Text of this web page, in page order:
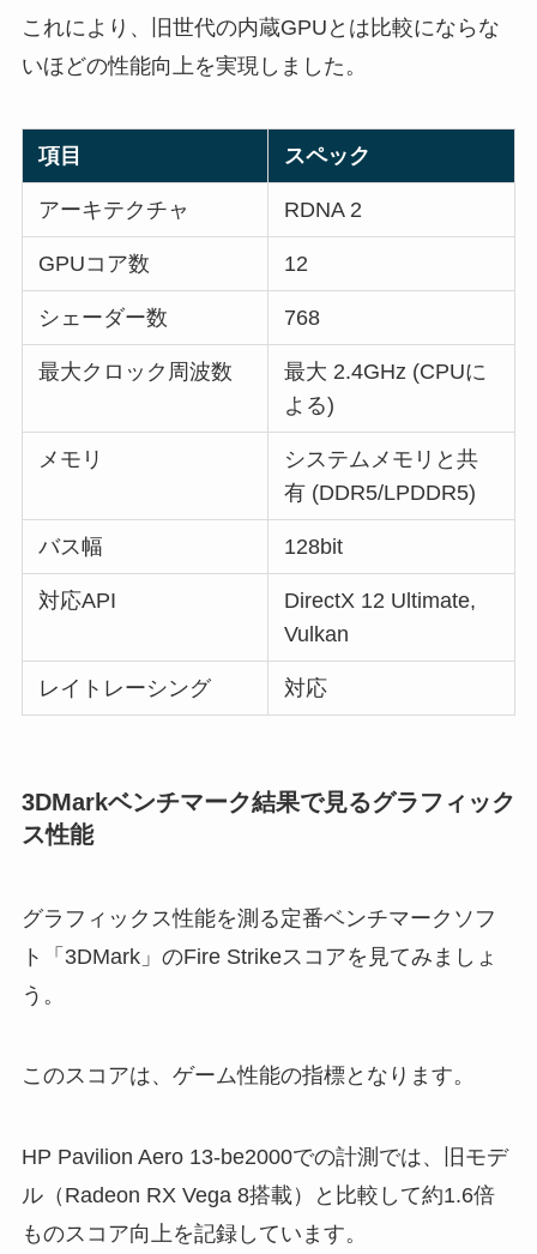
これにより、旧世代の内蔵GPUとは比較にならな
いほどの性能向上を実現しました。
項目 スペック
アーキテクチャ RDNA 2
GPUコア数 12
シェーダー数 768
最大クロック周波数
最大 2.4GHz (CPUに
よる)
メモリ
システムメモリと共
有 (DDR5/LPDDR5)
バス幅 128bit
対応API
DirectX 12 Ultimate,
Vulkan
レイトレーシング 対応
3DMarkベンチマーク結果で見るグラフィック
ス性能
グラフィックス性能を測る定番ベンチマークソフ
ト「3DMark」のFire Strikeスコアを見てみましょ
う。
このスコアは、ゲーム性能の指標となります。
HP Pavilion Aero 13-be2000での計測では、旧モデ
ル（Radeon RX Vega 8搭載）と比較して約1.6倍
ものスコア向上を記録しています。